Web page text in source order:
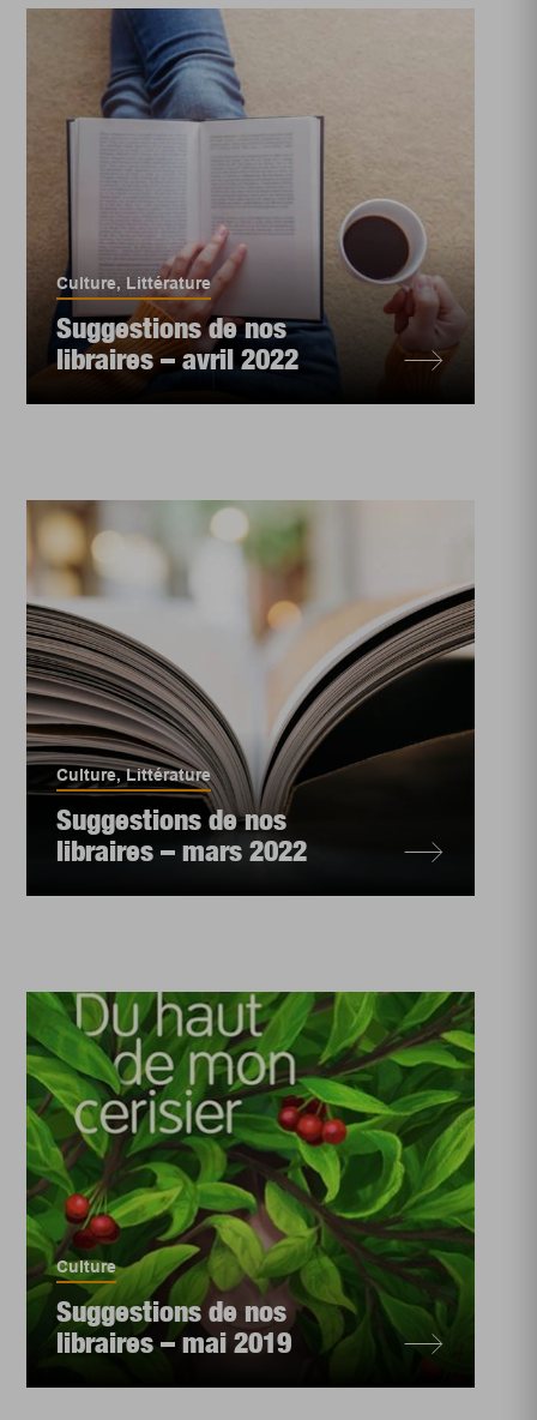
Culture, Littérature
Suggestions de nos
libraires – avril 2022
Culture,Littérature
Suggestions de nos
libraires – mars 2022
Culture
Suggestions de nos
libraires – mai 2019